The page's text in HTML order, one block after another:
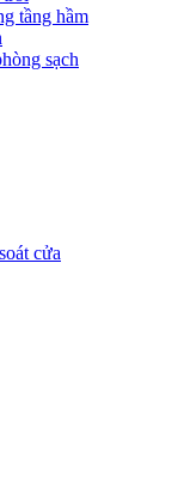
tầng hầm
sạch
cửa